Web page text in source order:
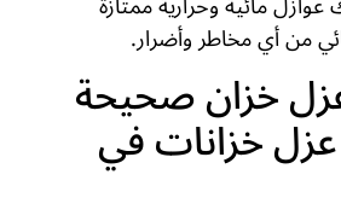
من أي مخاطر وأضرار.
خزان صحيحة
خزانات في